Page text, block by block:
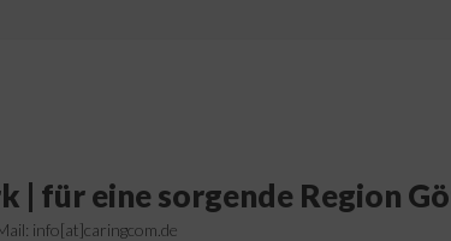
| für eine sorgende Region
info[at]caringcom.de